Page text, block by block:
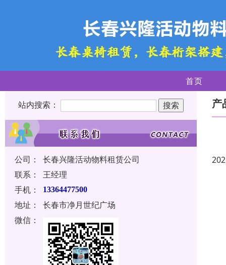
首页
站内搜索：
公司：
长春兴隆活动物料租赁公司
联系：
王经理
手机：
13364477500
地址：
长春市净月世纪广场
微信：
产